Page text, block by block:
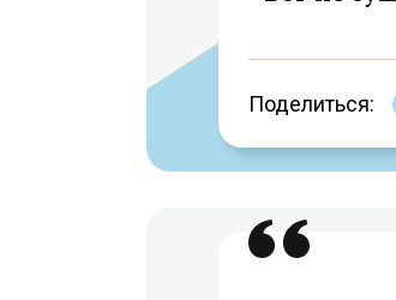
Поделиться: